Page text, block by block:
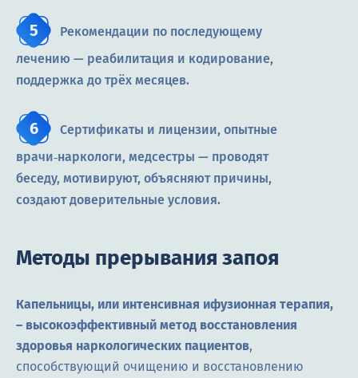
Рекомендации по последующему
лечению — реабилитация и кодирование,
поддержка до трёх месяцев.
Сертификаты и лицензии, опытные
врачи‑наркологи, медсестры — проводят
беседу, мотивируют, объясняют причины,
создают доверительные условия.
Методы прерывания запоя
Капельницы, или интенсивная ифузионная терапия,
– высокоэффективный метод восстановления
здоровья наркологических пациентов,
способствующий очищению и восстановлению